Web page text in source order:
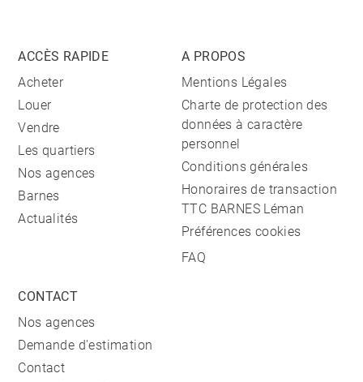
ACCÈS RAPIDE
Acheter
Louer
Vendre
Les quartiers
Nos agences
Barnes
Actualités
A PROPOS
Mentions Légales
Charte de protection des
données à caractère
personnel
Conditions générales
Honoraires de transaction
TTC BARNES Léman
Préférences cookies
FAQ
CONTACT
Nos agences
Demande d'estimation
Contact